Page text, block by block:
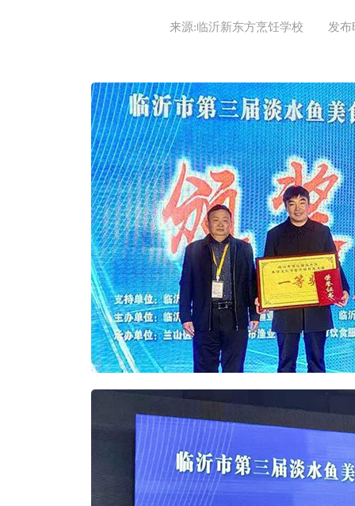
来源:临沂新东方烹饪学校 发布